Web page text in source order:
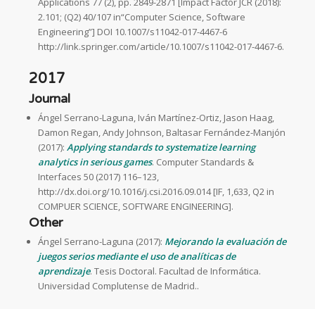
2.101; (Q2) 40/107 in“Computer Science, Software
Engineering”] DOI 10.1007/s11042-017-4467-6
http://link.springer.com/article/10.1007/s11042-017-4467-6.
2017
Journal
Ángel Serrano-Laguna, Iván Martínez-Ortiz, Jason Haag,
Damon Regan, Andy Johnson, Baltasar Fernández-Manjón
(2017): Applying standards to systematize learning
analytics in serious games. Computer Standards &
Interfaces 50 (2017) 116–123,
http://dx.doi.org/10.1016/j.csi.2016.09.014 [IF, 1,633, Q2 in
COMPUER SCIENCE, SOFTWARE ENGINEERING].
Other
Ángel Serrano-Laguna (2017): Mejorando la evaluación de
juegos serios mediante el uso de analíticas de
aprendizaje. Tesis Doctoral. Facultad de Informática.
Universidad Complutense de Madrid..